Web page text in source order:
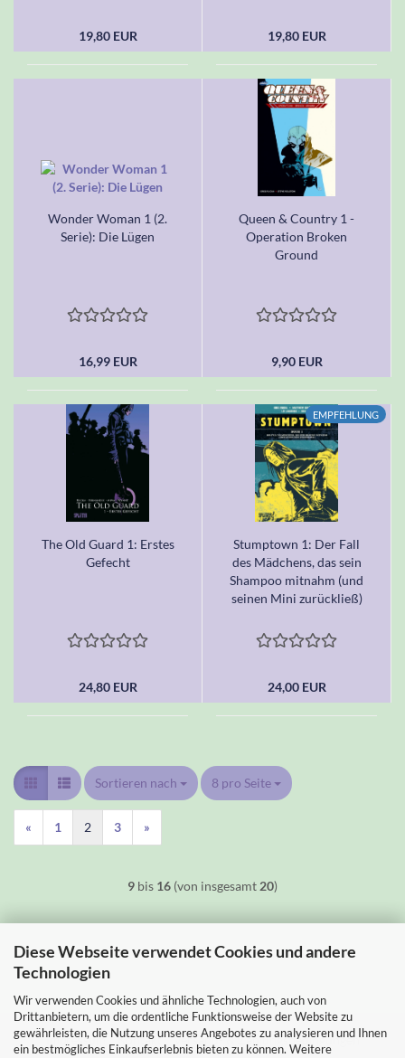
Diese Webseite verwendet Cookies und andere
Technologien
Wir verwenden Cookies und ähnliche Technologien, auch von
Drittanbietern, um die ordentliche Funktionsweise der Website zu
gewährleisten, die Nutzung unseres Angebotes zu analysieren und Ihnen
ein bestmögliches Einkaufserlebnis bieten zu können. Weitere
19,80 EUR 19,80 EUR
Wonder Woman 1 (2.
Serie): Die Lügen
16,99 EUR
Queen & Country 1 -
Operation Broken
Ground
9,90 EUR
The Old Guard 1: Erstes
Gefecht
24,80 EUR
EMPFEHLUNG
Stumptown 1: Der Fall
des Mädchens, das sein
Shampoo mitnahm (und
seinen Mini zurückließ)
24,00 EUR
Sortieren nach
Sortieren nach 8 pro Seite
pro Seite
« 1 2 3 »
9 bis 16 (von insgesamt 20)
Impressum Kontakt Versand- & Zahlungsbedingungen